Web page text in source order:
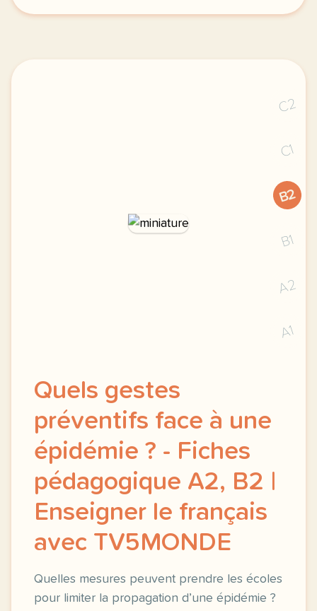
C2
C1
B2
B1
A2
A1
Quels gestes
préventifs face à une
épidémie ? - Fiches
pédagogique A2, B2 |
Enseigner le français
avec TV5MONDE
Quelles mesures peuvent prendre les écoles
pour limiter la propagation d’une épidémie ?